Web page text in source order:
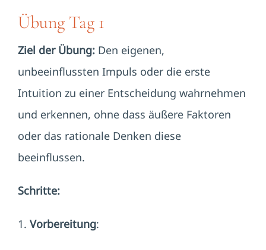
Übung Tag 1
Ziel der Übung: Den eigenen,
unbeeinflussten Impuls oder die erste
Intuition zu einer Entscheidung wahrnehmen
und erkennen, ohne dass äußere Faktoren
oder das rationale Denken diese
beeinflussen.
Schritte:
1. Vorbereitung: